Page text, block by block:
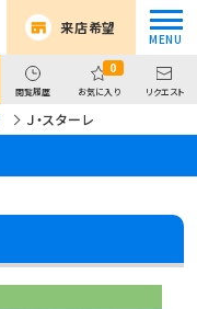
来店希望
閲覧履歴
0
お気に入り リクエスト
Ｊ・スターレ